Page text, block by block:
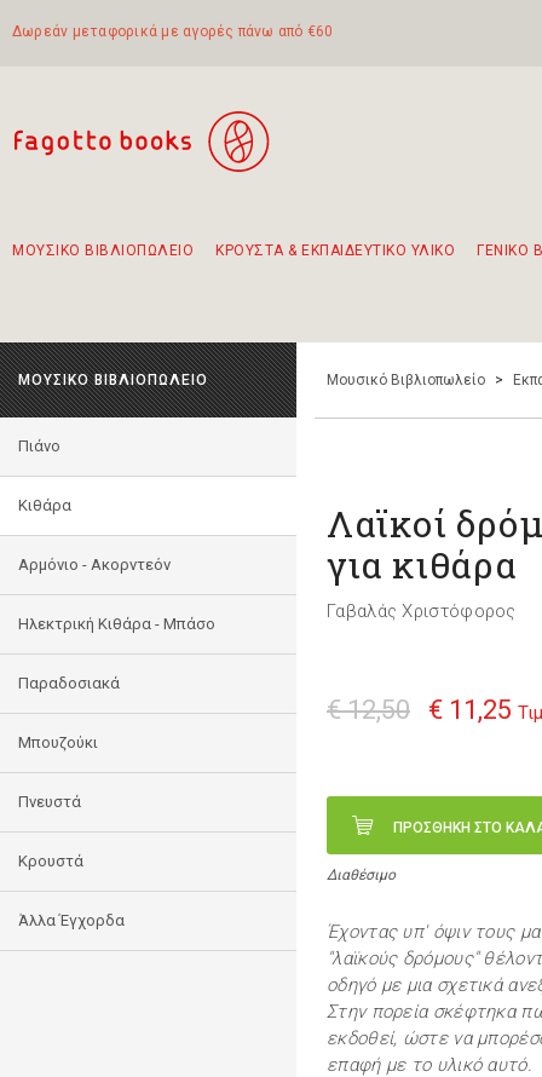
Δωρεάν μεταφορικά με αγορές πάνω από €60
ΜΟΥΣΙΚΟ ΒΙΒΛΙΟΠΩΛΕΙΟ ΚΡΟΥΣΤΑ & ΕΚΠΑΙΔΕΥΤΙΚΟ ΥΛΙΚΟ ΓΕΝΙΚΟ
ΜΟΥΣΙΚΟ ΒΙΒΛΙΟΠΩΛΕΙΟ
Πιάνο
Κιθάρα
Αρμόνιο - Ακορντεόν
Ηλεκτρική Κιθάρα - Μπάσο
Παραδοσιακά
Μπουζούκι
Πνευστά
Κρουστά
Άλλα Έγχορδα
Μουσικό Βιβλιοπωλείο >
Λαϊκοί
για κιθάρα
Γαβαλάς Χριστόφορος
€ 12,50 € 11,25
ΠΡΟΣΘΗΚΗ ΣΤΟ
Διαθέσιμο
Έχοντας υπ' όψιν τους
"λαϊκούς δρόμους"
οδηγό με μια σχετικά
Στην πορεία σκέφτηκα
εκδοθεί, ώστε να
επαφή με το υλικό αυτό.